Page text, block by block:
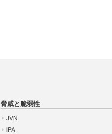
脅威と脆弱性
JVN
IPA